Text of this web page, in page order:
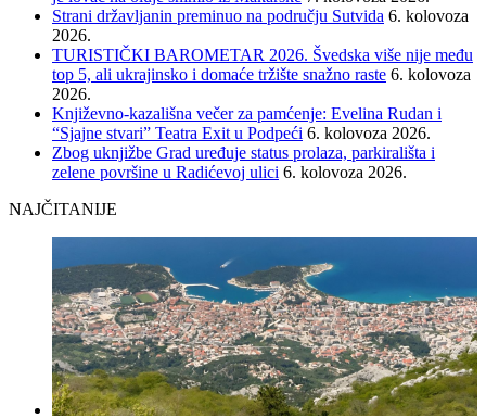
Strani državljanin preminuo na području Sutvida 6. kolovoza
2026.
TURISTIČKI BAROMETAR 2026. Švedska više nije među
top 5, ali ukrajinsko i domaće tržište snažno raste 6. kolovoza
2026.
Književno-kazališna večer za pamćenje: Evelina Rudan i
“Sjajne stvari” Teatra Exit u Podpeći 6. kolovoza 2026.
Zbog uknjižbe Grad uređuje status prolaza, parkirališta i
zelene površine u Radićevoj ulici 6. kolovoza 2026.
NAJČITANIJE